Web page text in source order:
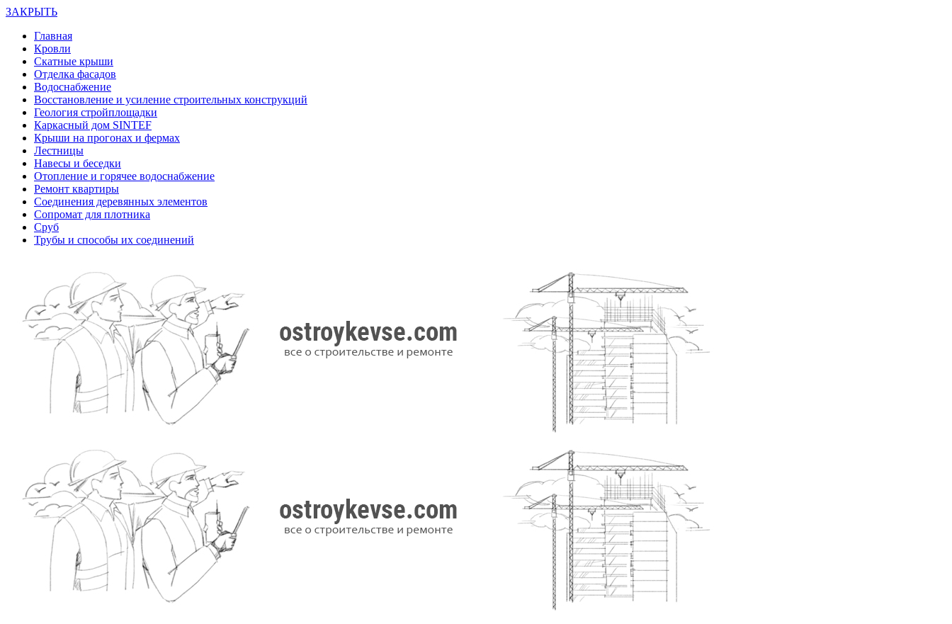
ЗАКРЫТЬ
Главная
Кровли
Скатные крыши
Отделка фасадов
Водоснабжение
Восстановление и усиление строительных конструкций
Геология стройплощадки
Каркасный дом SINTEF
Крыши на прогонах и фермах
Лестницы
Навесы и беседки
Отопление и горячее водоснабжение
Ремонт квартиры
Соединения деревянных элементов
Сопромат для плотника
Сруб
Трубы и способы их соединений